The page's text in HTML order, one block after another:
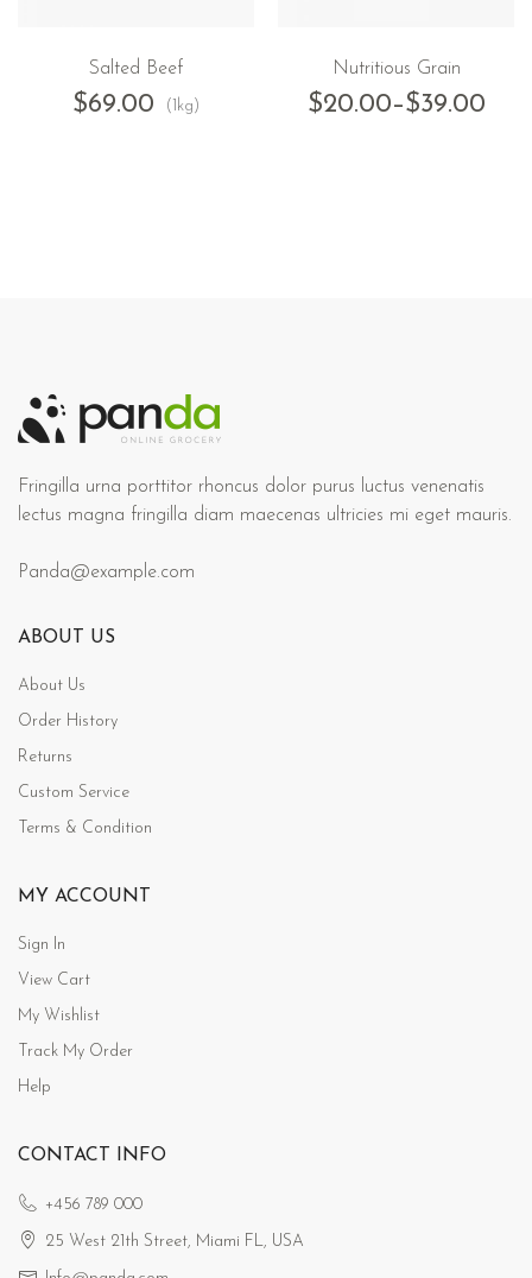
Salted Beef
$69.00 (1kg)
Nutritious Grain
$20.00–$39.00
Fringilla urna porttitor rhoncus dolor purus luctus venenatis
lectus magna fringilla diam maecenas ultricies mi eget mauris.
Panda@example.com
ABOUT US
About Us
Order History
Returns
Custom Service
Terms & Condition
MY ACCOUNT
Sign In
View Cart
My Wishlist
Track My Order
Help
CONTACT INFO
+456 789 000
25 West 21th Street, Miami FL, USA